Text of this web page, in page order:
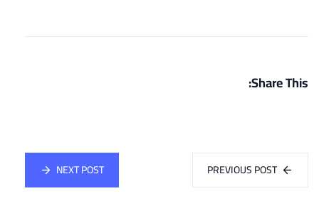
Share This:
PREVIOUS POST
NEXT POST